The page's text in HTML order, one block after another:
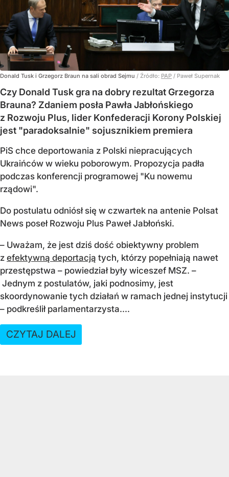
Donald Tusk i Grzegorz Braun na sali obrad Sejmu / Źródło: PAP / Paweł Supernak
Czy Donald Tusk gra na dobry rezultat Grzegorza
Brauna? Zdaniem posła Pawła Jabłońskiego
z Rozwoju Plus, lider Konfederacji Korony Polskiej
jest "paradoksalnie" sojusznikiem premiera
PiS chce deportowania z Polski niepracujących
Ukraińców w wieku poborowym. Propozycja padła
podczas konferencji programowej "Ku nowemu
rządowi".
Do postulatu odniósł się w czwartek na antenie Polsat
News poseł Rozwoju Plus Paweł Jabłoński.
– Uważam, że jest dziś dość obiektywny problem
z efektywną deportacją tych, którzy popełniają nawet
przestępstwa – powiedział były wiceszef MSZ. –
Jednym z postulatów, jaki podnosimy, jest
skoordynowanie tych działań w ramach jednej instytucji
– podkreślił parlamentarzysta....
CZYTAJ DALEJ